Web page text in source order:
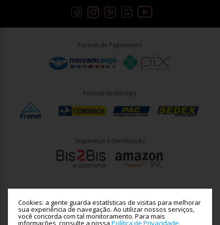
Cookies: a gente guarda estatísticas de visitas para melhorar
sua experiência de navegação. Ao utilizar nossos serviços,
você concorda com tal monitoramento. Para mais
informações, consulte a nossa Política de Privacidade.
Formas de Pagamento
Formas de Entrega
Segurança e Certificação
João José Rodrigues 21, Jundiaí - SP - CEP: 13201-001